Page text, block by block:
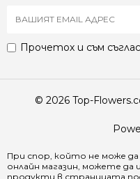
Прочетох и съм
© 2026 Top-
При спор, който не може
онлайн магазин, можете да
продукти в страницата